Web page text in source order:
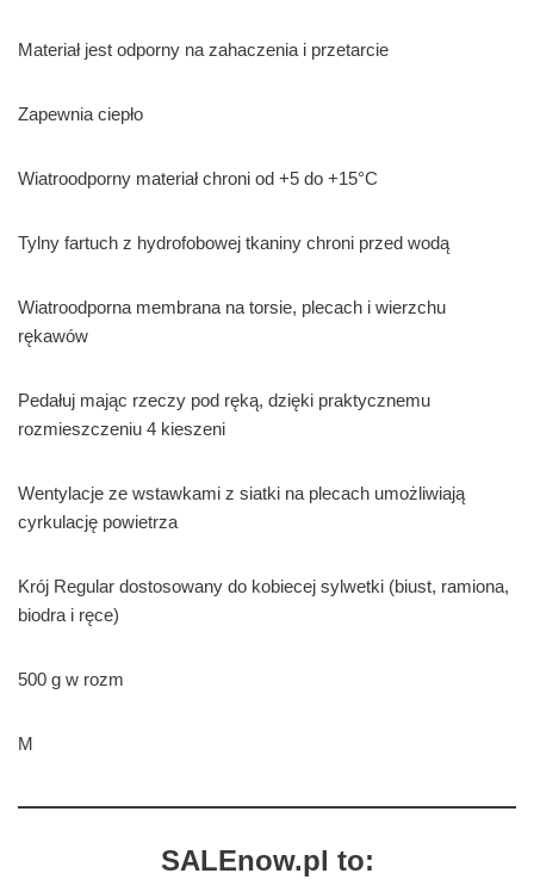
Materiał jest odporny na zahaczenia i przetarcie
Zapewnia ciepło
Wiatroodporny materiał chroni od +5 do +15°C
Tylny fartuch z hydrofobowej tkaniny chroni przed wodą
Wiatroodporna membrana na torsie, plecach i wierzchu
rękawów
Pedałuj mając rzeczy pod ręką, dzięki praktycznemu
rozmieszczeniu 4 kieszeni
Wentylacje ze wstawkami z siatki na plecach umożliwiają
cyrkulację powietrza
Krój Regular dostosowany do kobiecej sylwetki (biust, ramiona,
biodra i ręce)
500 g w rozm
M
SALEnow.pl to: